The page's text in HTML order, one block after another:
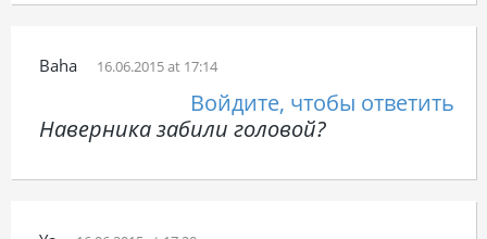
Baha 16.06.2015 at 17:14
Войдите, чтобы ответить
Наверника забили головой?